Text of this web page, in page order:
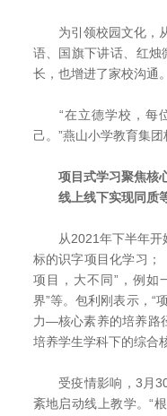
为引领校园文化，从
语、国旗下讲话、红
长，也增进了家校沟通。
“在立德学校，每位
己。”燕山小学教育集团
项目式学习聚焦核
线上线下实现同质
从2021年下半年开始
标的识字项目化学习
项目，大不同”，例如
界”等。包利刚表示，
力—核心素养的培养路
培养学生学科下的综合
受疫情影响，3月30
紊地启动线上教学。“